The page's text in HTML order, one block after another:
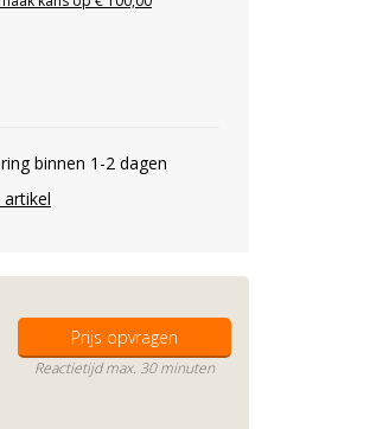
binnen 1-2 dagen
artikel
Prijs opvragen
Reactietijd max. 30 minuten